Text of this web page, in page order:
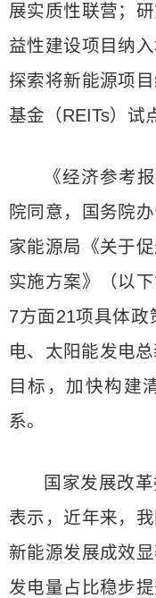
展实质性联营；
益性建设项目纳
探索将新能源项
基金（REITs）
《经济参考
院同意，国务院
家能源局《关于
实施方案》（以
7方面21项具体政
电、太阳能发电
目标，加快构建
系。
国家发展改
表示，近年来，
新能源发展成效
发电量占比稳步